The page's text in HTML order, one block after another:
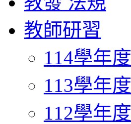
教師研習
114學年度
113學年度
112學年度